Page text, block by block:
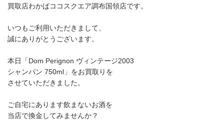
買取店わかばココスクエア調布国領店です。
いつもご利用いただきまして、
誠にありがとうございます。
本日「Dom Perignon ヴィンテージ2003
シャンパン 750ml」をお買取りを
させていただきました。
ご自宅にあります飲まないお酒を
当店で換金してみませんか？